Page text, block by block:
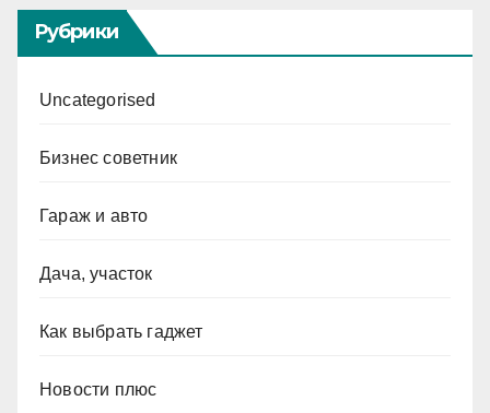
Рубрики
Uncategorised
Бизнес советник
Гараж и авто
Дача, участок
Как выбрать гаджет
Новости плюс